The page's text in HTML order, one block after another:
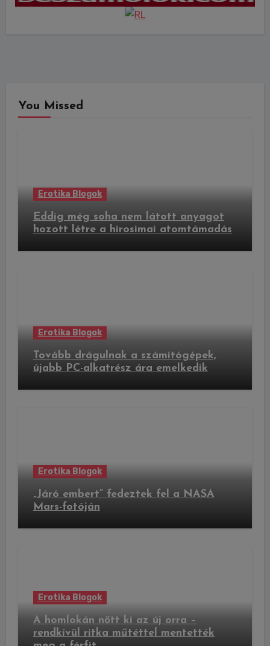
You Missed
Erotika Blogok
Eddig még soha nem látott anyagot
hozott létre a hirosimai atomtámadás
Erotika Blogok
Tovább drágulnak a számítógépek,
újabb PC-alkatrész ára emelkedik
Erotika Blogok
„Járó embert” fedeztek fel a NASA
Mars-fotóján
Erotika Blogok
A homlokán nőtt ki az új orra –
rendkívül ritka műtéttel mentették